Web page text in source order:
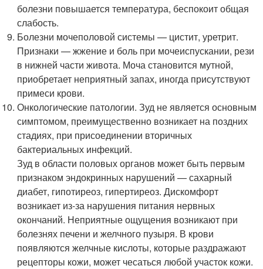
болезни повышается температура, беспокоит общая
слабость.
Болезни мочеполовой системы — цистит, уретрит.
Признаки — жжение и боль при мочеиспускании, рези
в нижней части живота. Моча становится мутной,
приобретает неприятный запах, иногда присутствуют
примеси крови.
Онкологические патологии. Зуд не является основным
симптомом, преимущественно возникает на поздних
стадиях, при присоединении вторичных
бактериальных инфекций.
Зуд в области половых органов может быть первым
признаком эндокринных нарушений — сахарный
диабет, гипотиреоз, гипертиреоз. Дискомфорт
возникает из-за нарушения питания нервных
окончаний. Неприятные ощущения возникают при
болезнях печени и желчного пузыря. В крови
появляются желчные кислоты, которые раздражают
рецепторы кожи, может чесаться любой участок кожи.